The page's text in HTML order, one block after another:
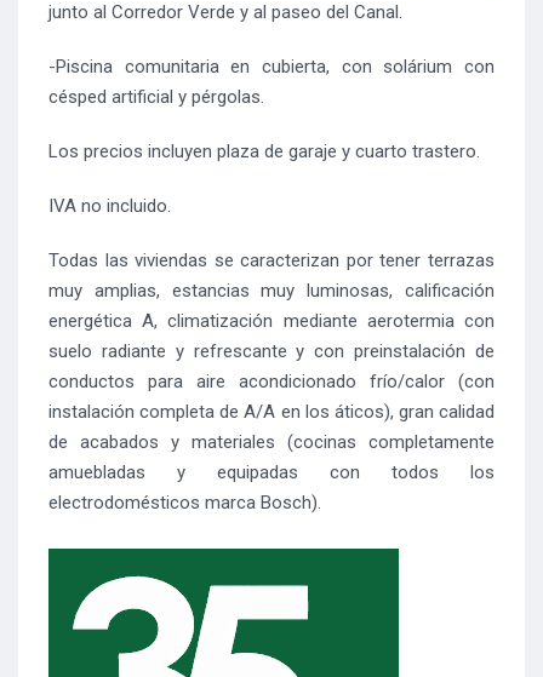
junto al Corredor Verde y al paseo del Canal.
-Piscina comunitaria en cubierta, con solárium con
césped artificial y pérgolas.
Los precios incluyen plaza de garaje y cuarto trastero.
IVA no incluido.
Todas las viviendas se caracterizan por tener terrazas
muy amplias, estancias muy luminosas, calificación
energética A, climatización mediante aerotermia con
suelo radiante y refrescante y con preinstalación de
conductos para aire acondicionado frío/calor (con
instalación completa de A/A en los áticos), gran calidad
de acabados y materiales (cocinas completamente
amuebladas y equipadas con todos los
electrodomésticos marca Bosch).